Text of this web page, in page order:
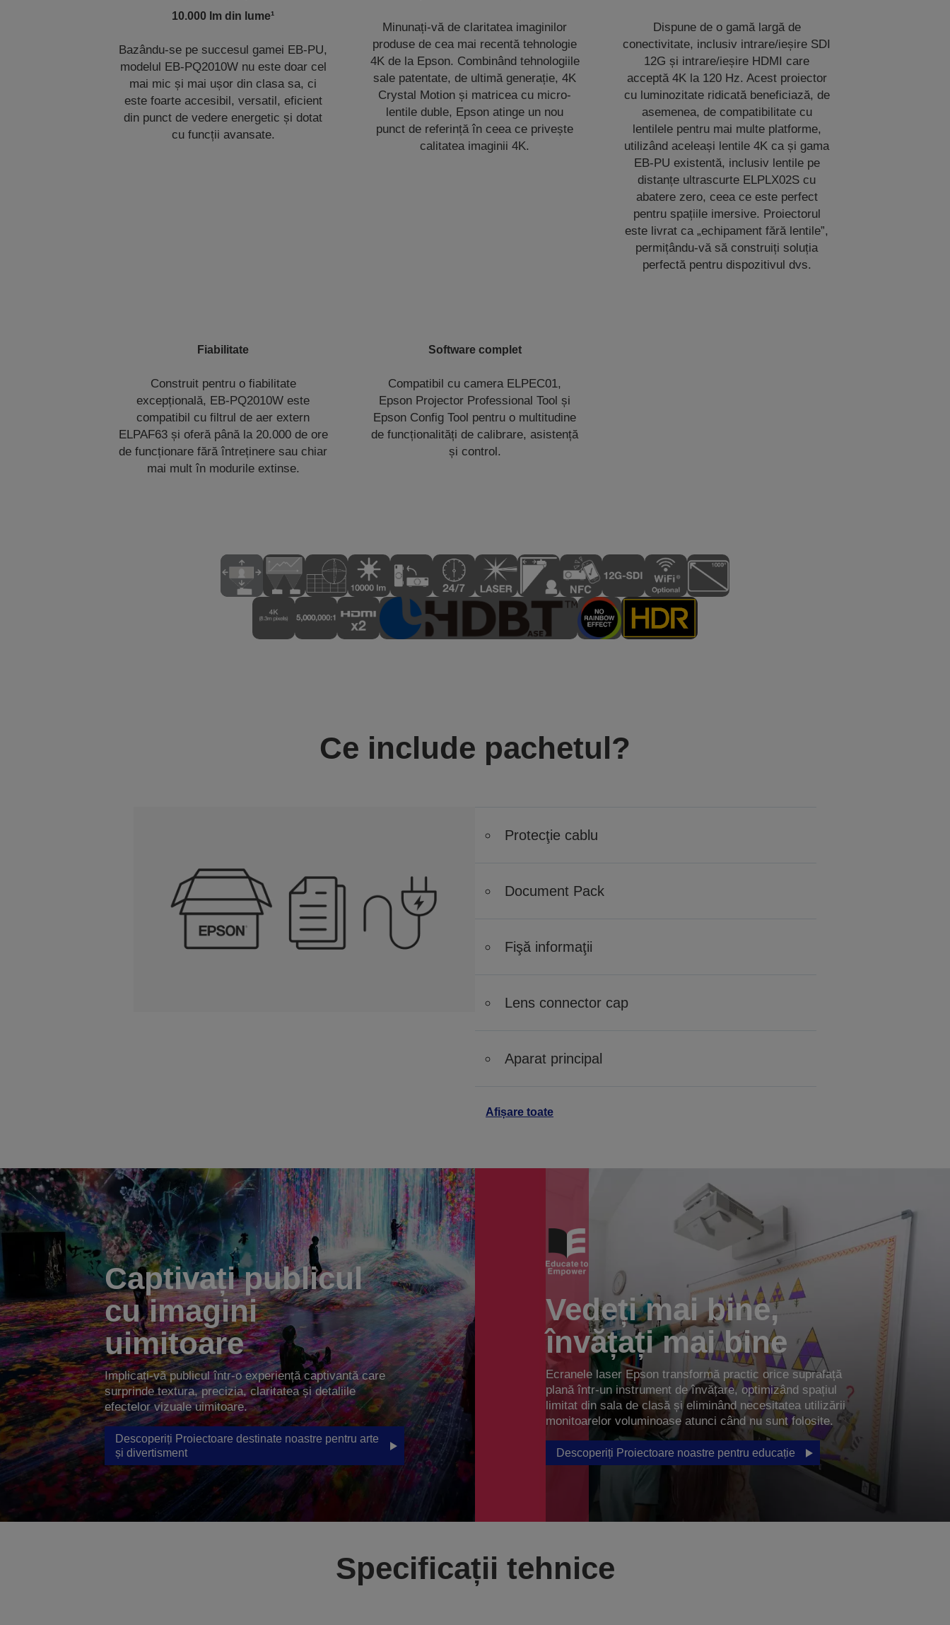
10.000 lm din lume¹
Bazându-se pe succesul gamei EB-PU,
modelul EB-PQ2010W nu este doar cel
mai mic și mai ușor din clasa sa, ci
este foarte accesibil, versatil, eficient
din punct de vedere energetic și dotat
cu funcții avansate.
Minunați-vă de claritatea imaginilor
produse de cea mai recentă tehnologie
4K de la Epson. Combinând tehnologiile
sale patentate, de ultimă generație, 4K
Crystal Motion și matricea cu micro-
lentile duble, Epson atinge un nou
punct de referință în ceea ce privește
calitatea imaginii 4K.
Dispune de o gamă largă de
conectivitate, inclusiv intrare/ieșire SDI
12G și intrare/ieșire HDMI care
acceptă 4K la 120 Hz. Acest proiector
cu luminozitate ridicată beneficiază, de
asemenea, de compatibilitate cu
lentilele pentru mai multe platforme,
utilizând aceleași lentile 4K ca și gama
EB-PU existentă, inclusiv lentile pe
distanțe ultrascurte ELPLX02S cu
abatere zero, ceea ce este perfect
pentru spațiile imersive. Proiectorul
este livrat ca „echipament fără lentile”,
permițându-vă să construiți soluția
perfectă pentru dispozitivul dvs.
Fiabilitate
Construit pentru o fiabilitate
excepțională, EB-PQ2010W este
compatibil cu filtrul de aer extern
ELPAF63 și oferă până la 20.000 de ore
de funcționare fără întreținere sau chiar
mai mult în modurile extinse.
Software complet
Compatibil cu camera ELPEC01,
Epson Projector Professional Tool și
Epson Config Tool pentru o multitudine
de funcționalități de calibrare, asistență
și control.
Ce include pachetul?
Protecţie cablu
Document Pack
Fişă informaţii
Lens connector cap
Aparat principal
Afișare toate
Captivați publicul
cu imagini
uimitoare
Implicați-vă publicul într-o experiență captivantă care
surprinde textura, precizia, claritatea și detaliile
efectelor vizuale uimitoare.
Descoperiți Proiectoare destinate noastre pentru arte
și divertisment
Vedeți mai bine,
învățați mai bine
Ecranele laser Epson transformă practic orice suprafață
plană într-un instrument de învățare, optimizând spațiul
limitat din sala de clasă și eliminând necesitatea utilizării
monitoarelor voluminoase atunci când nu sunt folosite.
Descoperiți Proiectoare noastre pentru educație
Specificații tehnice